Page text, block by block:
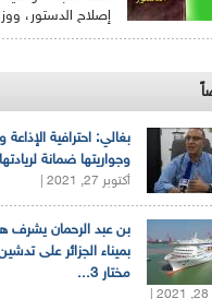
إصلاح الدستور،
بغالي: احترافية
وجواريتها ضمانة لريادتها
أكتوبر 27, 2021 |
بن عبد الرحمان يشرف
بميناء الجزائر على
مختار 3...